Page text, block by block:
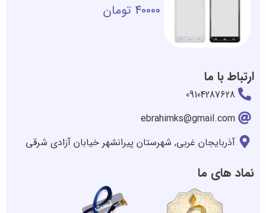
40000 تومان
ارتباط با ما
09104287628
ebrahimks@gmail.com
آذربایجان غربی, شهرستان پیرانشهر خیابان آزادی شرقی
نماد های ما